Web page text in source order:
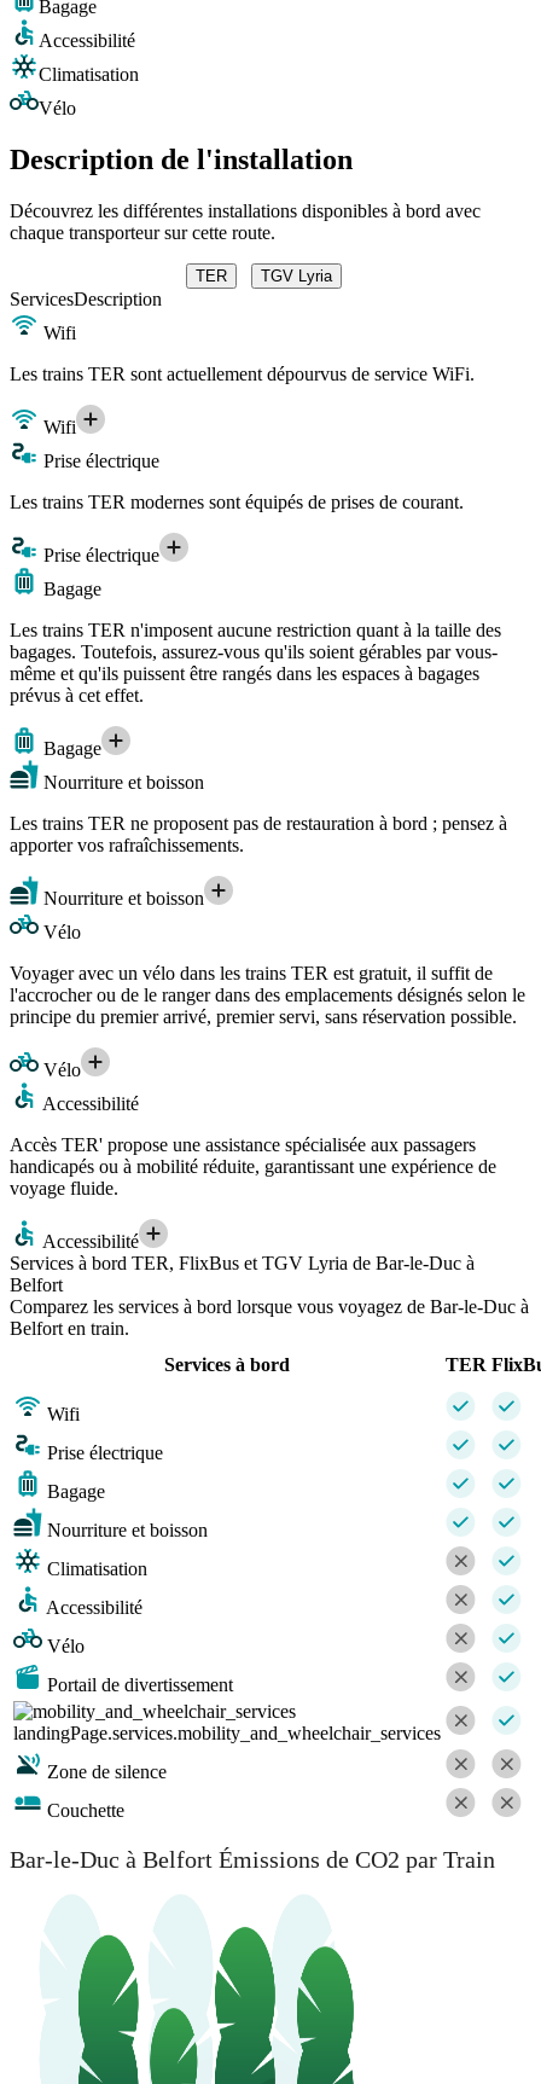
Bagage
Accessibilité
Climatisation
Vélo
Description de l'installation
Découvrez les différentes installations disponibles à bord avec
chaque transporteur sur cette route.
TER TGV Lyria
ServicesDescription
Wifi
Les trains TER sont actuellement dépourvus de service WiFi.
Wifi
Prise électrique
Les trains TER modernes sont équipés de prises de courant.
Prise électrique
Bagage
Les trains TER n'imposent aucune restriction quant à la taille des
bagages. Toutefois, assurez-vous qu'ils soient gérables par vous-
même et qu'ils puissent être rangés dans les espaces à bagages
prévus à cet effet.
Bagage
Nourriture et boisson
Les trains TER ne proposent pas de restauration à bord ; pensez à
apporter vos rafraîchissements.
Nourriture et boisson
Vélo
Voyager avec un vélo dans les trains TER est gratuit, il suffit de
l'accrocher ou de le ranger dans des emplacements désignés selon le
principe du premier arrivé, premier servi, sans réservation possible.
Vélo
Accessibilité
Accès TER' propose une assistance spécialisée aux passagers
handicapés ou à mobilité réduite, garantissant une expérience de
voyage fluide.
Accessibilité
Services à bord TER, FlixBus et TGV Lyria de Bar-le-Duc à
Belfort
Comparez les services à bord lorsque vous voyagez de Bar-le-Duc à
Belfort en train.
Services à bord
TER
Wifi
Prise électrique
Bagage
Nourriture et boisson
Climatisation
Accessibilité
Vélo
Portail de divertissement
landingPage.services.mobility_and_wheelchair_services
Zone de silence
Couchette
Bar-le-Duc à Belfort Émissions de CO2 par Train